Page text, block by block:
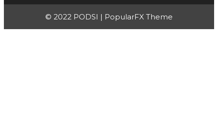
© 2022 PODSI | PopularFX Theme